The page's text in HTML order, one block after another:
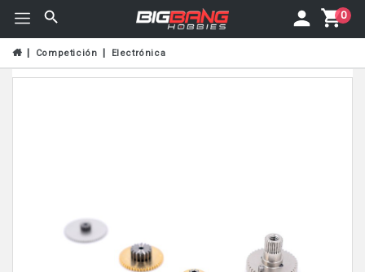
0
Competición Electrónica